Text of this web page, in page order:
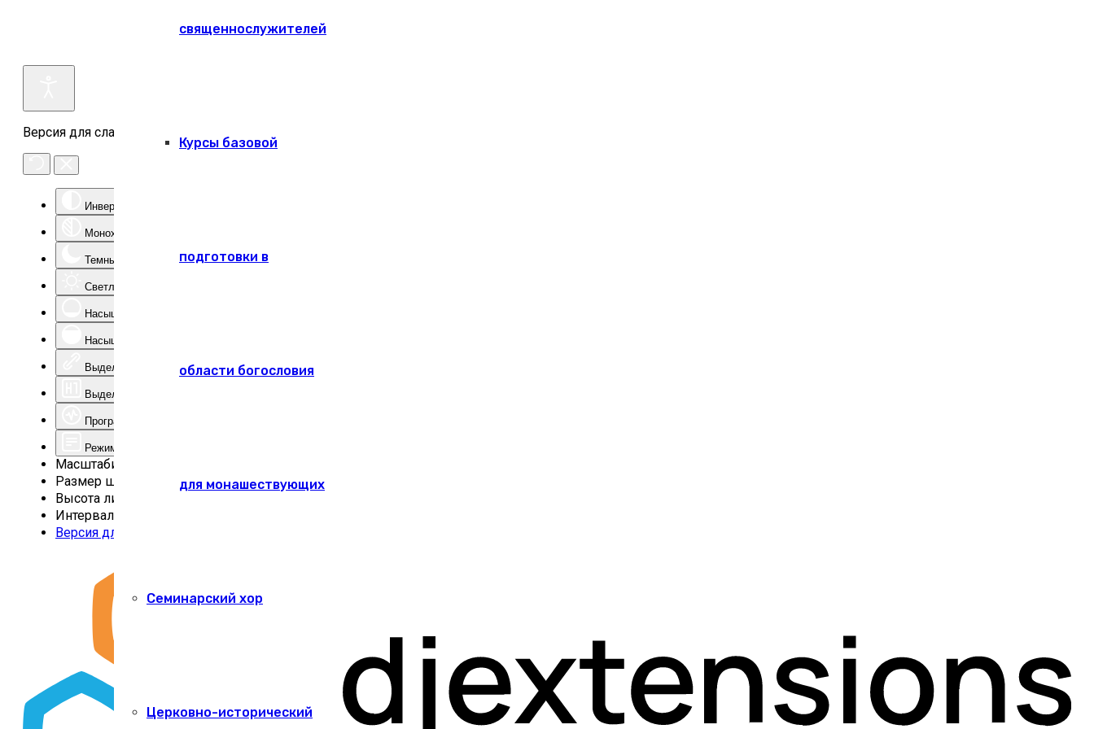
Версия для слабовидящих
Инверсия цвета
Монохром
Темный контраст
Светлый контраст
Насыщенность -
Насыщенность +
Выделить ссылки
Выделить заголовки
Программа для чтения с экрана
Режим чтения
Масштабирование
Размер шрифта
%
Высота линии
Интервал
Версия для слабовидящих
священнослужителей
Курсы базовой
подготовки в
области богословия
для монашествующих
Семинарский хор
Церковно-исторический